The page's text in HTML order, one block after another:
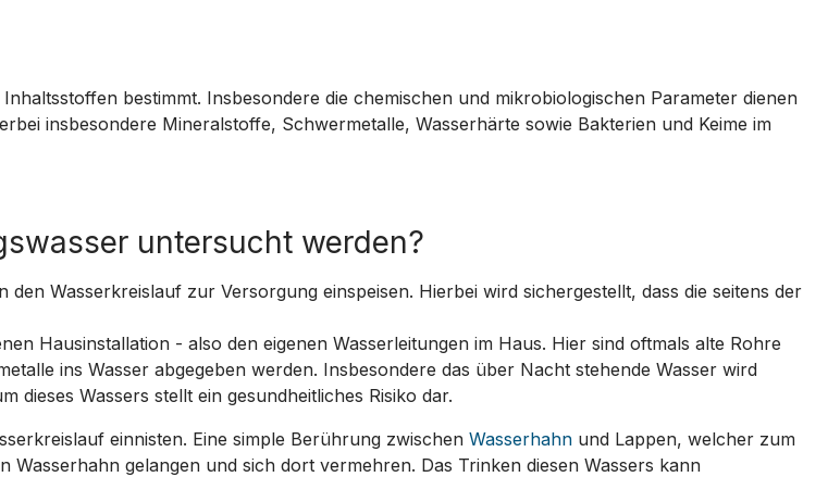
bestimmt. Insbesondere die chemischen und mikrobiologischen Parameter dienen
insbesondere Mineralstoffe, Schwermetalle, Wasserhärte sowie Bakterien und Keime im
untersucht werden?
Wasserkreislauf zur Versorgung einspeisen. Hierbei wird sichergestellt, dass die seitens der
Hausinstallation - also den eigenen Wasserleitungen im Haus. Hier sind oftmals alte Rohre
ins Wasser abgegeben werden. Insbesondere das über Nacht stehende Wasser wird
dieses Wassers stellt ein gesundheitliches Risiko dar.
einnisten. Eine simple Berührung zwischen Wasserhahn und Lappen, welcher zum
gelangen und sich dort vermehren. Das Trinken diesen Wassers kann